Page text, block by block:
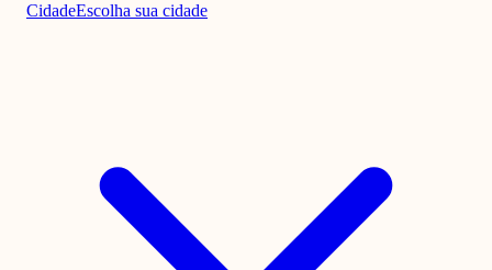
CidadeEscolha sua cidade